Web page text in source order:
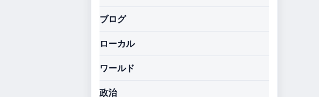
ブログ
ローカル
ワールド
政治